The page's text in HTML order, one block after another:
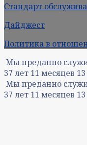
Стандарт
Дайджест
Политика в
Мы преданно
37 лет 11 месяцев 13
Мы преданно
37 лет 11 месяцев 13